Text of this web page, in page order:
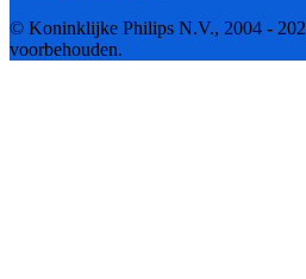
© Koninklijke Philips N.V., 2004 -
voorbehouden.